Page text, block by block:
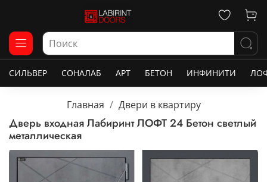
СИЛЬВЕР СОНАЛАБ АРТ БЕТОН ИНФИНИТИ
Главная Двери в квартиру
Дверь входная Лабиринт ЛОФТ 24 Бетон светлый
металлическая